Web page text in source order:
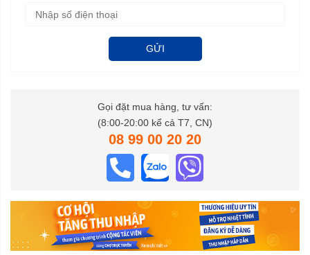
GỬI
Gọi đặt mua hàng, tư vấn:
(8:00-20:00 kể cả T7, CN)
08 99 00 20 20